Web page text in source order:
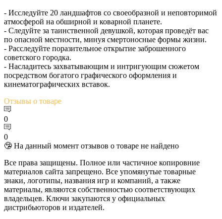
- Исследуйте 20 ландшафтов со своеобразной и неповторимой
атмосферой на обширной и коварной планете.
- Следуйте за таинственной девушкой, которая проведёт вас
по опасной местности, минуя смертоносные формы жизни.
- Расследуйте поразительное открытие заброшенного
советского городка.
- Насладитесь захватывающим и интригующим сюжетом
посредством богатого графического оформления и
кинематографических вставок.
Отзывы о товаре
0
0
🤥 На данный момент отзывов о товаре не найдено
Все права защищены. Полное или частичное копировние
материалов сайта запрещено. Все упомянутые товарные
знаки, логотипы, названия игр и компаний, а также
материалы, являются собственностью соответствующих
владельцев. Ключи закупаются у официальных
дистрибьюторов и издателей.